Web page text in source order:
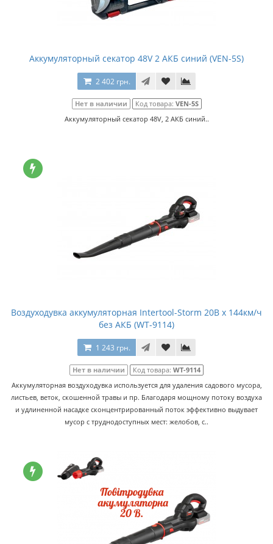
Аккумуляторный секатор 48V 2 АКБ синий (VEN-5S)
2 402 грн.
Нет в наличии Код товара: VEN-5S
Аккумуляторный секатор 48V, 2 АКБ синий..
Воздуходувка аккумуляторная Intertool-Storm 20В x 144км/ч
без АКБ (WT-9114)
1 243 грн.
Нет в наличии Код товара: WT-9114
Аккумуляторная воздуходувка используется для удаления садового мусора,
листьев, веток, скошенной травы и пр. Благодаря мощному потоку воздуха
и удлиненной насадке сконцентрированный поток эффективно выдувает
мусор с труднодоступных мест: желобов, с..